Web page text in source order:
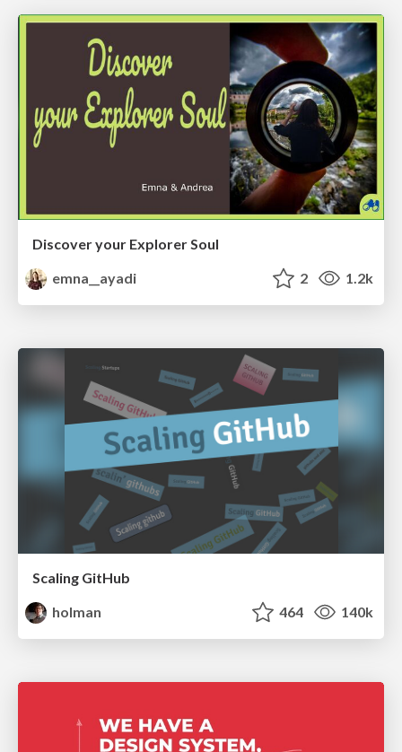
Discover your Explorer Soul
emna__ayadi
2 1.2k
Scaling GitHub
holman
464 140k